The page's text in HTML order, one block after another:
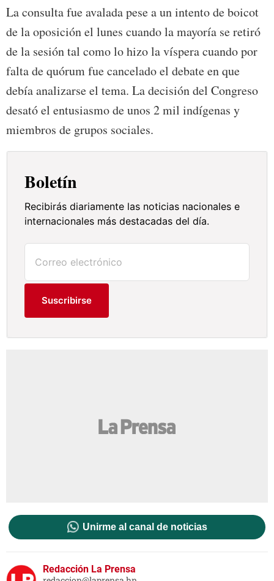
La consulta fue avalada pese a un intento de boicot
de la oposición el lunes cuando la mayoría se retiró
de la sesión tal como lo hizo la víspera cuando por
falta de quórum fue cancelado el debate en que
debía analizarse el tema. La decisión del Congreso
desató el entusiasmo de unos 2 mil indígenas y
miembros de grupos sociales.
Boletín
Recibirás diariamente las noticias nacionales e
internacionales más destacadas del día.
Suscribirse
Unirme al canal de noticias
Redacción La Prensa